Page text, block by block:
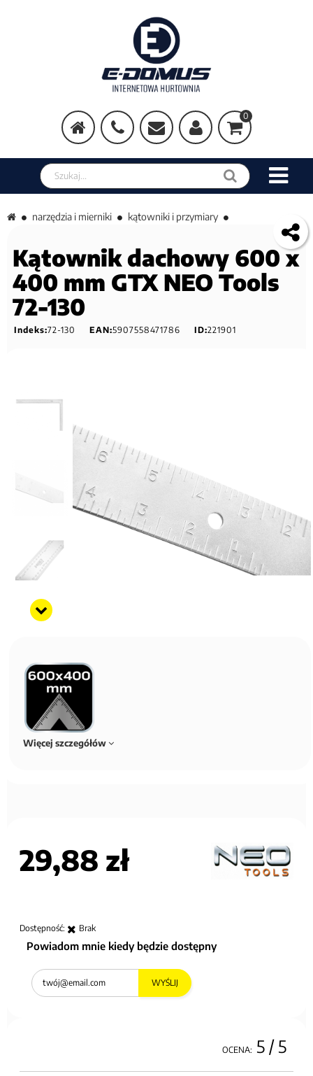
0
Szukaj w sklepie
narzędzia i mierniki kątowniki i przymiary
Kątownik dachowy 600 x
400 mm GTX NEO Tools
72-130
Indeks:72-130 EAN:5907558471786 ID:221901
Więcej szczegółów
29,88 zł
Dostępność: Brak
Powiadom mnie kiedy będzie dostępny
WYŚLIJ
OCENA: 5 / 5